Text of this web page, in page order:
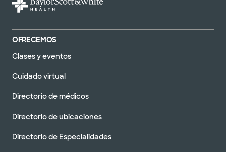
OFRECEMOS
Clases y eventos
Cuidado virtual
Directorio de médicos
Directorio de ubicaciones
Directorio de Especialidades